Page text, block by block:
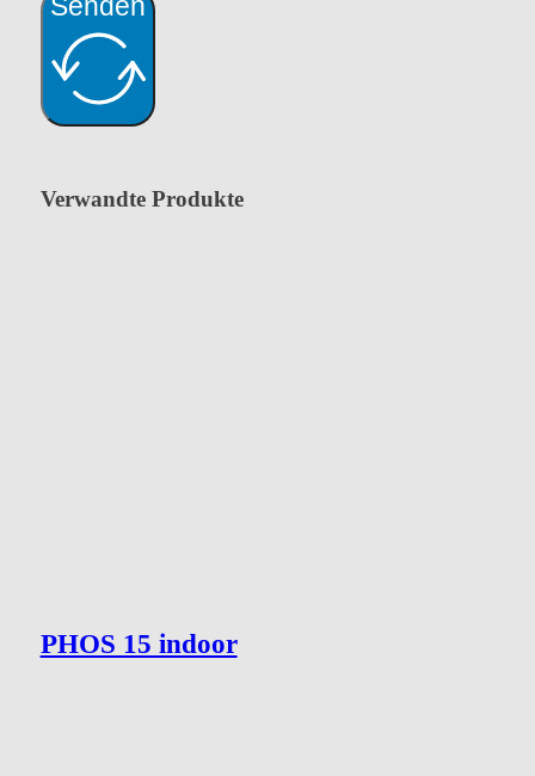
Verwandte Produkte
PHOS 15 indoor